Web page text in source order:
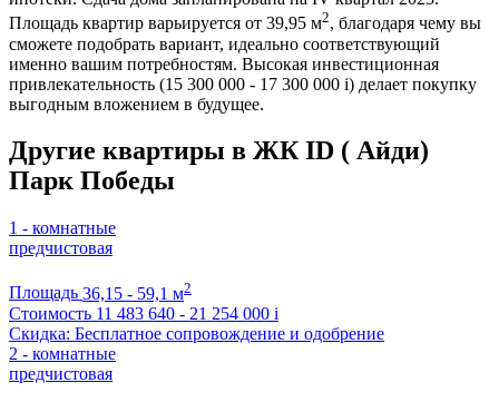
Площадь квартир варьируется от 39,95 м2, благодаря чему вы
сможете подобрать вариант, идеально соответствующий
именно вашим потребностям. Высокая инвестиционная
привлекательность (15 300 000 - 17 300 000 i) делает покупку
выгодным вложением в будущее.
Другие квартиры в ЖК ID ( Айди)
Парк Победы
1 - комнатные
предчистовая
Площадь 36,15 - 59,1 м2
Стоимость 11 483 640 - 21 254 000 i
Скидка: Бесплатное сопровождение и одобрение
2 - комнатные
предчистовая